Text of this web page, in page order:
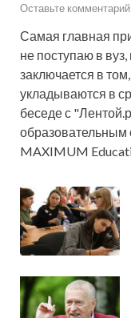
Оставьте комментарий
Самая главная
не поступаю в
заключается в
укладываются в
беседе с
MAXIMUM